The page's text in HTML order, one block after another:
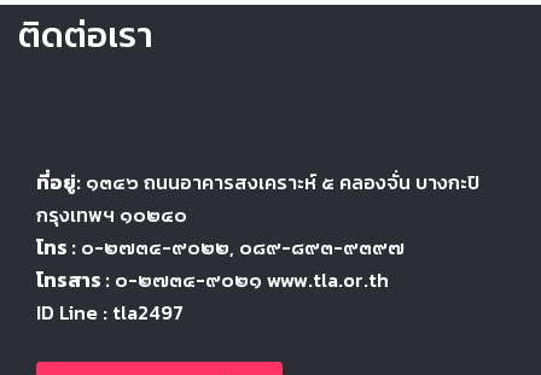
ติดต่อเรา
ที่อยู่: ๑๓๔๖ ถนนอาคารสงเคราะห์ ๕ คลองจั่น บางกะปิ
กรุงเทพฯ ๑๐๒๔๐
โทร : ๐-๒๗๓๔-๙๐๒๒, ๐๘๙-๘๙๓-๙๓๙๗
โทรสาร : ๐-๒๗๓๔-๙๐๒๑ www.tla.or.th
ID Line : tla2497